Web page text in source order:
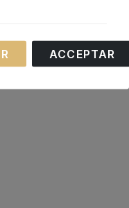
the operation of
ACCEPTAR